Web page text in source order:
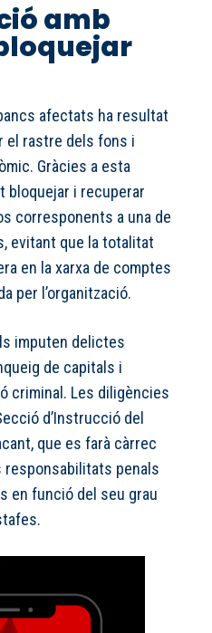
amb
afectats ha resultat
el rastre dels fons i
Gràcies a esta
bloquejar i recuperar
corresponents a una de
evitant que la totalitat
en la xarxa de comptes
per l’organització.
imputen delictes
de capitals i
criminal. Les diligències
d’Instrucció del
que es farà càrrec
responsabilitats penals
en funció del seu grau